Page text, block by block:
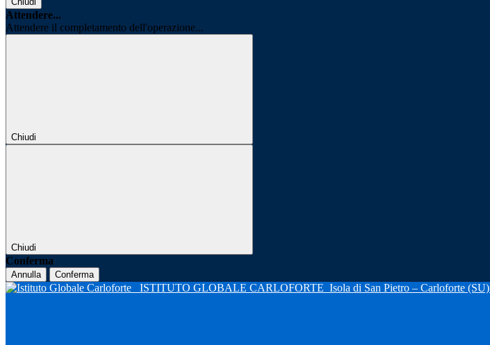
Attendere...
Attendere il completamento dell'operazione...
Chiudi
Chiudi
Conferma
Annulla Conferma
ISTITUTO GLOBALE CARLOFORTE Isola di San Pietro – Carloforte (SU)